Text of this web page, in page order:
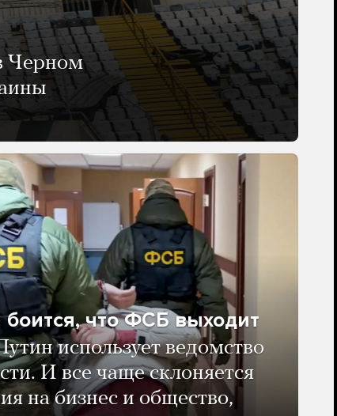
Черном
боится, что ФСБ выходит
использует ведомство
И все чаще склоняется
на бизнес и общество,